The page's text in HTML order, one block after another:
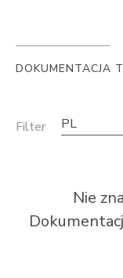
DOKUMENTACJA
Filter PL
Nie